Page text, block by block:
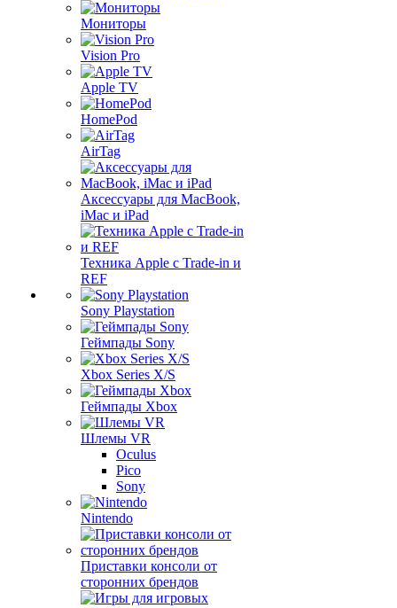
Мониторы
Vision Pro
Apple TV
HomePod
AirTag
Аксессуары для MacBook,
iMac и iPad
Техника Apple с Trade-in и
REF
Sony Playstation
Геймпады Sony
Xbox Series X/S
Геймпады Xbox
Шлемы VR
Oculus
Pico
Sony
Nintendo
Приставки консоли от
сторонних брендов